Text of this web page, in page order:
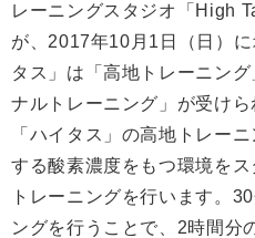
レーニングスタジオ「High
が、2017年10月1日（日）
タス」は「高地トレーニン
ナルトレーニング」が受けら
「ハイタス」の高地トレー
する酸素濃度をもつ環境を
トレーニングを行います。
ングを行うことで、2時間分